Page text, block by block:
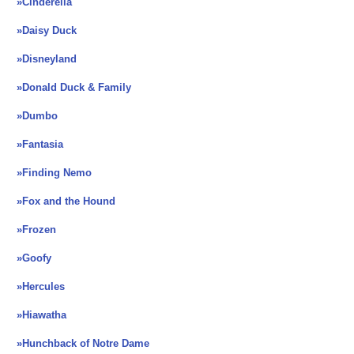
»Daisy Duck
»Disneyland
»Donald Duck & Family
»Dumbo
»Fantasia
»Finding Nemo
»Fox and the Hound
»Frozen
»Goofy
»Hercules
»Hiawatha
»Hunchback of Notre Dame